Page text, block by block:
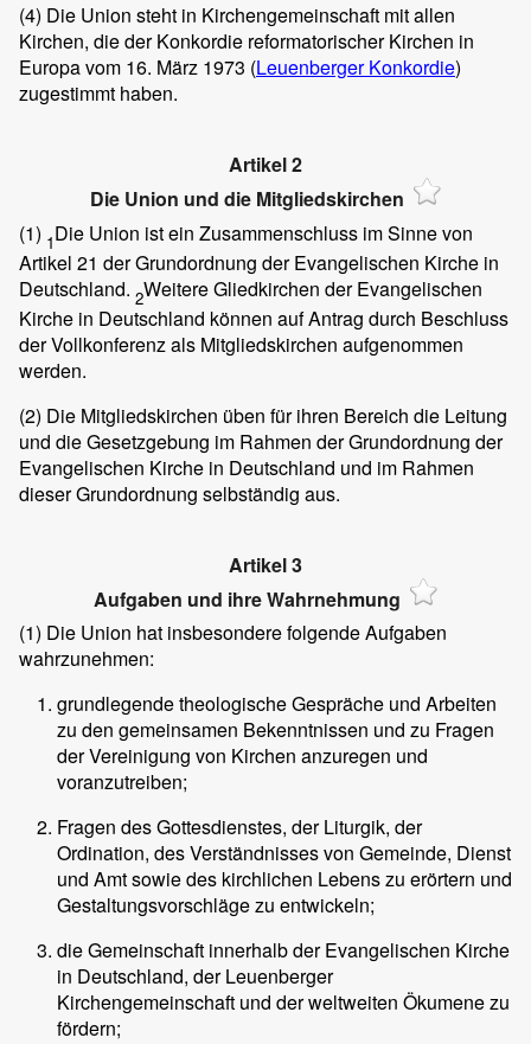
(4) Die Union steht in Kirchengemeinschaft mit allen
Kirchen, die der Konkordie reformatorischer Kirchen in
Europa vom 16. März 1973 (Leuenberger Konkordie)
zugestimmt haben.
Artikel 2
Die Union und die Mitgliedskirchen
(1) 1Die Union ist ein Zusammenschluss im Sinne von
Artikel 21 der Grundordnung der Evangelischen Kirche in
Deutschland. 2Weitere Gliedkirchen der Evangelischen
Kirche in Deutschland können auf Antrag durch Beschluss
der Vollkonferenz als Mitgliedskirchen aufgenommen
werden.
(2) Die Mitgliedskirchen üben für ihren Bereich die Leitung
und die Gesetzgebung im Rahmen der Grundordnung der
Evangelischen Kirche in Deutschland und im Rahmen
dieser Grundordnung selbständig aus.
Artikel 3
Aufgaben und ihre Wahrnehmung
(1) Die Union hat insbesondere folgende Aufgaben
wahrzunehmen:
grundlegende theologische Gespräche und Arbeiten
zu den gemeinsamen Bekenntnissen und zu Fragen
der Vereinigung von Kirchen anzuregen und
voranzutreiben;
Fragen des Gottesdienstes, der Liturgik, der
Ordination, des Verständnisses von Gemeinde, Dienst
und Amt sowie des kirchlichen Lebens zu erörtern und
Gestaltungsvorschläge zu entwickeln;
die Gemeinschaft innerhalb der Evangelischen Kirche
in Deutschland, der Leuenberger
Kirchengemeinschaft und der weltweiten Ökumene zu
fördern;